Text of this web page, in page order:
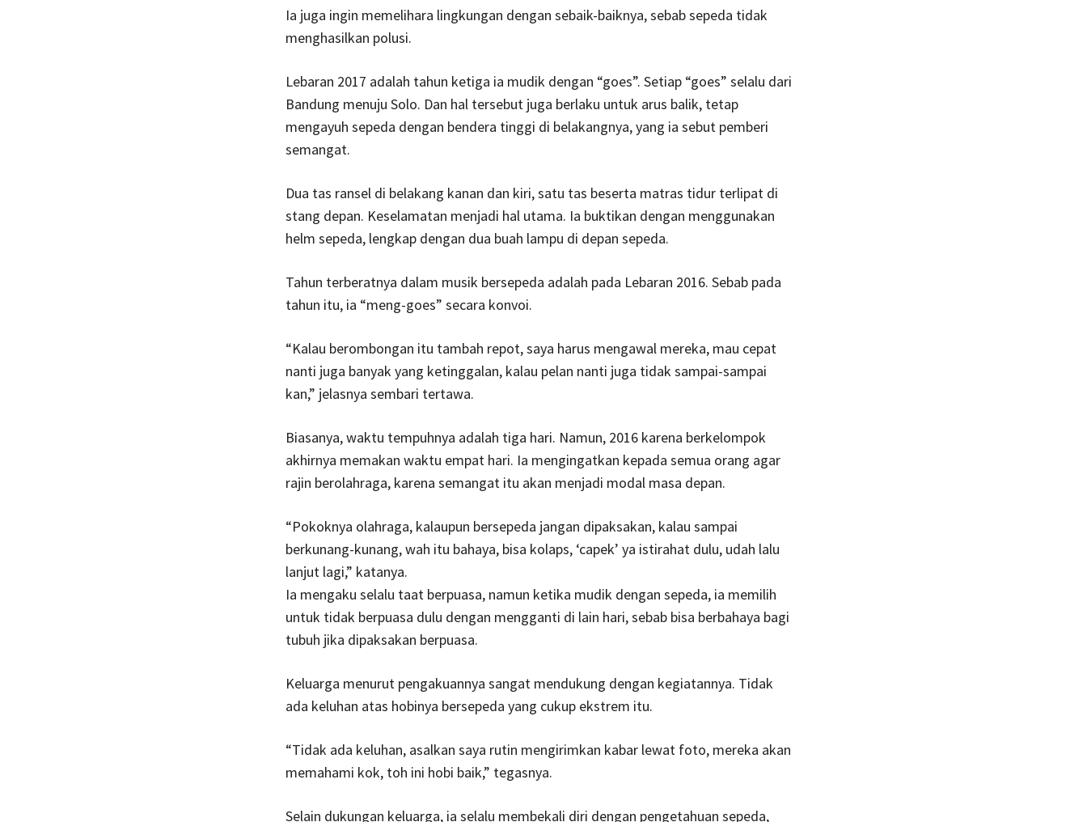
Ia juga ingin memelihara lingkungan dengan sebaik-baiknya, sebab sepeda tidak
menghasilkan polusi.
Lebaran 2017 adalah tahun ketiga ia mudik dengan “goes”. Setiap “goes” selalu dari
Bandung menuju Solo. Dan hal tersebut juga berlaku untuk arus balik, tetap
mengayuh sepeda dengan bendera tinggi di belakangnya, yang ia sebut pemberi
semangat.
Dua tas ransel di belakang kanan dan kiri, satu tas beserta matras tidur terlipat di
stang depan. Keselamatan menjadi hal utama. Ia buktikan dengan menggunakan
helm sepeda, lengkap dengan dua buah lampu di depan sepeda.
Tahun terberatnya dalam musik bersepeda adalah pada Lebaran 2016. Sebab pada
tahun itu, ia “meng-goes” secara konvoi.
“Kalau berombongan itu tambah repot, saya harus mengawal mereka, mau cepat
nanti juga banyak yang ketinggalan, kalau pelan nanti juga tidak sampai-sampai
kan,” jelasnya sembari tertawa.
Biasanya, waktu tempuhnya adalah tiga hari. Namun, 2016 karena berkelompok
akhirnya memakan waktu empat hari. Ia mengingatkan kepada semua orang agar
rajin berolahraga, karena semangat itu akan menjadi modal masa depan.
“Pokoknya olahraga, kalaupun bersepeda jangan dipaksakan, kalau sampai
berkunang-kunang, wah itu bahaya, bisa kolaps, ‘capek’ ya istirahat dulu, udah lalu
lanjut lagi,” katanya.
Ia mengaku selalu taat berpuasa, namun ketika mudik dengan sepeda, ia memilih
untuk tidak berpuasa dulu dengan mengganti di lain hari, sebab bisa berbahaya bagi
tubuh jika dipaksakan berpuasa.
Keluarga menurut pengakuannya sangat mendukung dengan kegiatannya. Tidak
ada keluhan atas hobinya bersepeda yang cukup ekstrem itu.
“Tidak ada keluhan, asalkan saya rutin mengirimkan kabar lewat foto, mereka akan
memahami kok, toh ini hobi baik,” tegasnya.
Selain dukungan keluarga, ia selalu membekali diri dengan pengetahuan sepeda,